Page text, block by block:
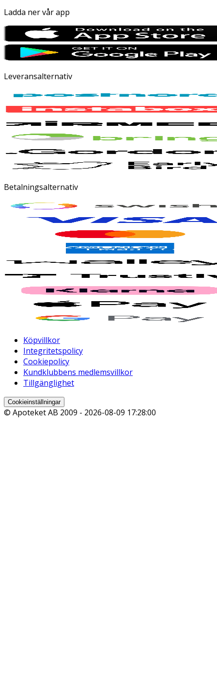
Ladda ner vår app
Leveransalternativ
Betalningsalternativ
Köpvillkor
Integritetspolicy
Cookiepolicy
Kundklubbens medlemsvillkor
Tillgänglighet
Cookieinställningar
© Apoteket AB 2009 - 2026-08-09 17:28:00